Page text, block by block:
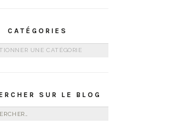
CATÉGORIES
SUR LE BLOG
: